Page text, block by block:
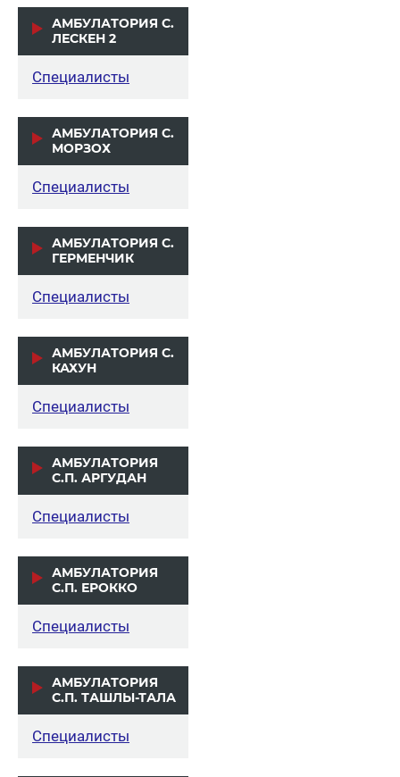
АМБУЛАТОРИЯ С.
ЛЕСКЕН 2
Специалисты
АМБУЛАТОРИЯ С.
МОРЗОХ
Специалисты
АМБУЛАТОРИЯ С.
ГЕРМЕНЧИК
Специалисты
АМБУЛАТОРИЯ С.
КАХУН
Специалисты
АМБУЛАТОРИЯ
С.П. АРГУДАН
Специалисты
АМБУЛАТОРИЯ
С.П. ЕРОККО
Специалисты
АМБУЛАТОРИЯ
С.П. ТАШЛЫ-ТАЛА
Специалисты